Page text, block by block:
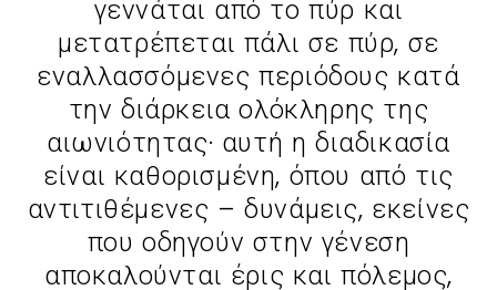
γεννάται από το πύρ και
μετατρέπεται πάλι σε πύρ, σε
εναλλασσόμενες περιόδους κατά
την διάρκεια ολόκληρης της
αιωνιότητας· αυτή η διαδικασία
είναι καθορισμένη, όπου από τις
αντιτιθέμενες – δυνάμεις, εκείνες
που οδηγούν στην γένεση
αποκαλούνται έρις και πόλεμος,